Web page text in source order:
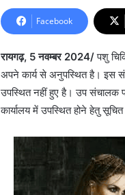
Facebook
रायगढ़, 5 नवम्बर 2024/पशु
अपने कार्य से अनुपस्थित है। इस
उपस्थित नहीं हुए है। उप संचालक
कार्यालय में उपस्थित होने हेतु सूचित